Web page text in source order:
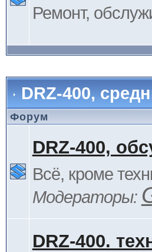
Ремонт,
DRZ-400,
Форум
DRZ-400,
Всё, кроме
Модераторы:
DRZ-400.